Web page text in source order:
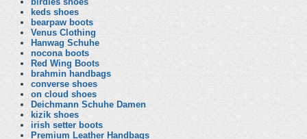
keds shoes
bearpaw boots
Venus Clothing
Hanwag Schuhe
nocona boots
Red Wing Boots
brahmin handbags
converse shoes
on cloud shoes
Deichmann Schuhe Damen
kizik shoes
irish setter boots
Premium Leather Handbags